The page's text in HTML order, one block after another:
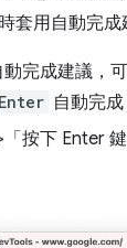
時套用自動完成
完成建議，
Enter 自動完
「按下 Enter